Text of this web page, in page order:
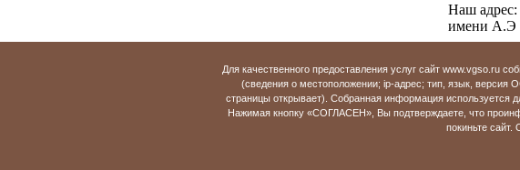
Наш адрес:
имени А.Э
8 (915)
8 (904)
Для качественного предоставления услуг сайт www.vgso.ru
(сведения о местоположении; ip-адрес; тип, язык, версия
страницы открывает). Собранная информация используется
Нажимая кнопку «СОГЛАСЕН», Вы подтверждаете, что
покиньте сайт.